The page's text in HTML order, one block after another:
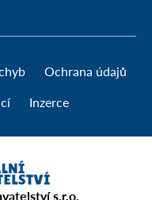
Ochrana údajů
Inzerce
s.r.o.